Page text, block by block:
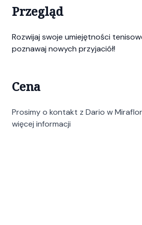
Przegląd
Rozwijaj swoje umiejętności
poznawaj nowych przyjaciół!
Cena
Prosimy o kontakt z Dario w
więcej informacji